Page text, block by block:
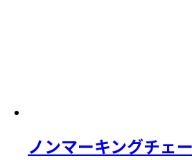
ノンマーキングチェ